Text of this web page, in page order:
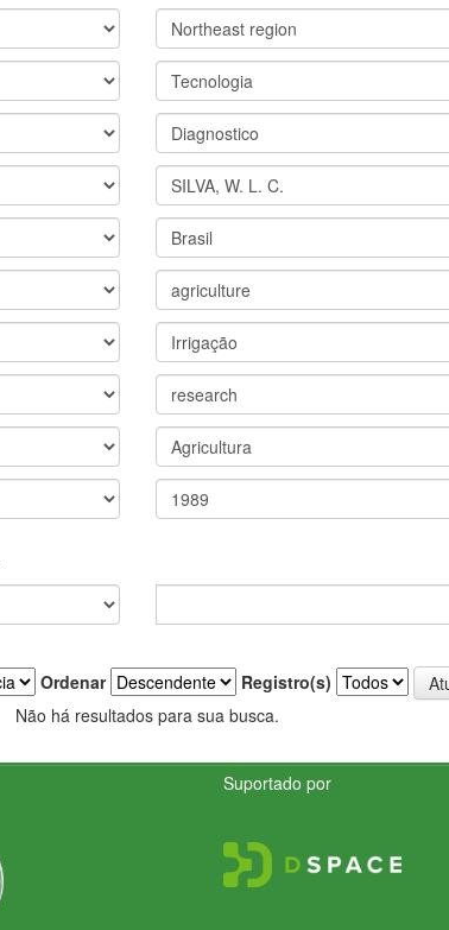
Ordenar
Registro(s)
Não há resultados para sua busca.
Suportado por